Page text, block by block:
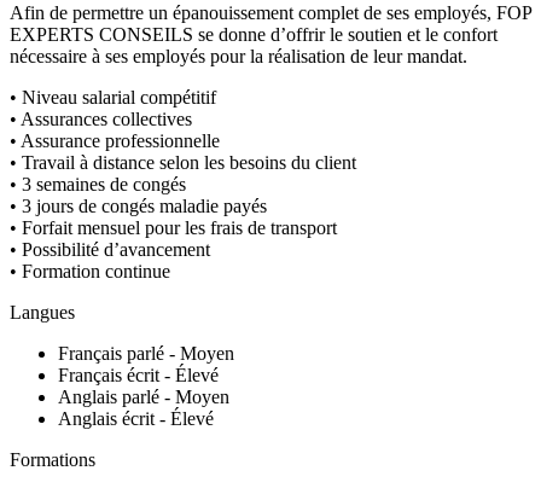
Afin de permettre un épanouissement complet de ses employés, FOP
EXPERTS CONSEILS se donne d’offrir le soutien et le confort
nécessaire à ses employés pour la réalisation de leur mandat.
• Niveau salarial compétitif
• Assurances collectives
• Assurance professionnelle
• Travail à distance selon les besoins du client
• 3 semaines de congés
• 3 jours de congés maladie payés
• Forfait mensuel pour les frais de transport
• Possibilité d’avancement
• Formation continue
Langues
Français parlé - Moyen
Français écrit - Élevé
Anglais parlé - Moyen
Anglais écrit - Élevé
Formations